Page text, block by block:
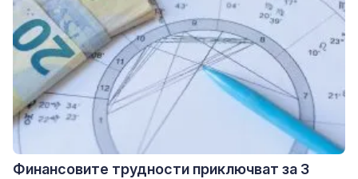
Финансовите трудности приключват за 3